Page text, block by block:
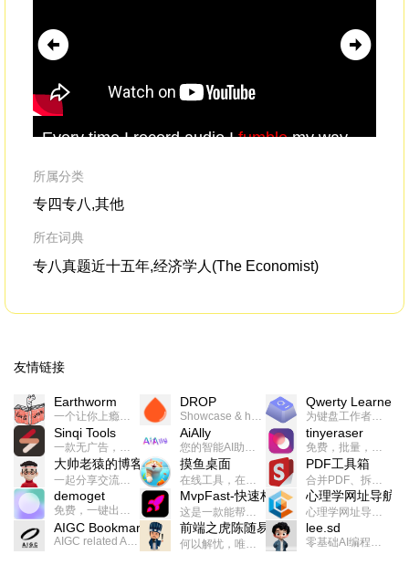
Every time I record audio,Ifumblemy way
times,and then I go back in
所属分类
专四专八,其他
所在词典
专八真题近十五年,经济学人(The Economist)
友情链接
Earthworm DROP Qwerty Learner
为键盘工作者设计的单词与肌肉记忆锻炼软件
Sinqi Tools AiAlly tinyeraser
大帅老猿的博客 摸鱼桌面 PDF工具箱
合并PDF、拆分PDF、旋转PDF、裁剪PDF、转换PDF、加密PDF、解密PDF、PDF加水印等多种PDF处理功能
demoget MvpFast-快速构建网站应用
这是一款能帮助你快速构建个人网站的应用，使用最新的前端技术栈，集成登录、鉴权、手机、邮箱、数据库、博客、文章、支付等等网站所需要的功能，你只需要花几个小时开发你的核心功能就可以上线，一次购买，永久拥有
心理学网址导航
AIGC Bookmarks 前端之虎陈随易 lee.sd